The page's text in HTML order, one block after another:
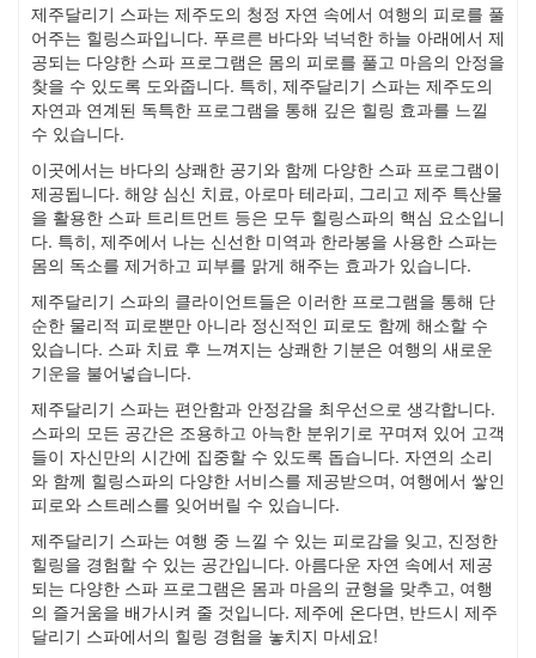
제주달리기 스파는 제주도의 청정 자연 속에서 여행의 피로를 풀
어주는 힐링스파입니다. 푸르른 바다와 넉넉한 하늘 아래에서 제
공되는 다양한 스파 프로그램은 몸의 피로를 풀고 마음의 안정을
찾을 수 있도록 도와줍니다. 특히, 제주달리기 스파는 제주도의
자연과 연계된 독특한 프로그램을 통해 깊은 힐링 효과를 느낄
수 있습니다.
이곳에서는 바다의 상쾌한 공기와 함께 다양한 스파 프로그램이
제공됩니다. 해양 심신 치료, 아로마 테라피, 그리고 제주 특산물
을 활용한 스파 트리트먼트 등은 모두 힐링스파의 핵심 요소입니
다. 특히, 제주에서 나는 신선한 미역과 한라봉을 사용한 스파는
몸의 독소를 제거하고 피부를 맑게 해주는 효과가 있습니다.
제주달리기 스파의 클라이언트들은 이러한 프로그램을 통해 단
순한 물리적 피로뿐만 아니라 정신적인 피로도 함께 해소할 수
있습니다. 스파 치료 후 느껴지는 상쾌한 기분은 여행의 새로운
기운을 불어넣습니다.
제주달리기 스파는 편안함과 안정감을 최우선으로 생각합니다.
스파의 모든 공간은 조용하고 아늑한 분위기로 꾸며져 있어 고객
들이 자신만의 시간에 집중할 수 있도록 돕습니다. 자연의 소리
와 함께 힐링스파의 다양한 서비스를 제공받으며, 여행에서 쌓인
피로와 스트레스를 잊어버릴 수 있습니다.
제주달리기 스파는 여행 중 느낄 수 있는 피로감을 잊고, 진정한
힐링을 경험할 수 있는 공간입니다. 아름다운 자연 속에서 제공
되는 다양한 스파 프로그램은 몸과 마음의 균형을 맞추고, 여행
의 즐거움을 배가시켜 줄 것입니다. 제주에 온다면, 반드시 제주
달리기 스파에서의 힐링 경험을 놓치지 마세요!